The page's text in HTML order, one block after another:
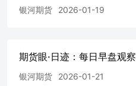
醇：库存下降基差走
银河期货 2026-01-19
期货眼·日迹：每日早盘观察
银河期货 2026-01-21